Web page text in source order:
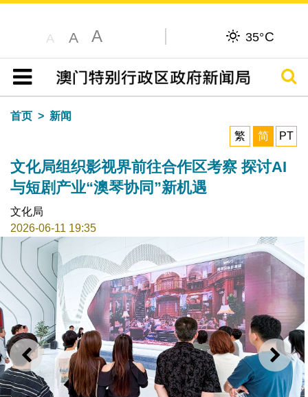
A A A 35°C
目录
搜寻
首页
新闻
繁
简 PT
文化局组织影视界前往合作区考察 探讨AI
与短剧产业“澳琴协同”新机遇
文化局
2026-06-11 19:35
上一则 下一